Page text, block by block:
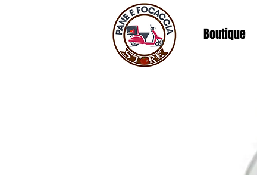
Boutique